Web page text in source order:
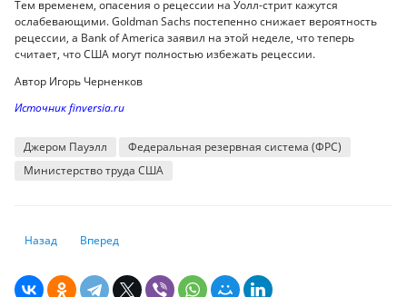
Тем временем, опасения о рецессии на Уолл-стрит кажутся
ослабевающими. Goldman Sachs постепенно снижает вероятность
рецессии, а Bank of America заявил на этой неделе, что теперь
считает, что США могут полностью избежать рецессии.
Автор Игорь Черненков
Источник finversia.ru
Джером Пауэлл
Федеральная резервная система (ФРС)
Министерство труда США
Предыдущий: Экономика продолжает находиться в зоне перегрева -
Назад Следующий: Индия – это новый Китай
Вперед